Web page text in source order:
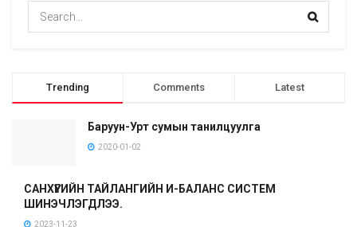
Trending Comments Latest
Баруун-Урт сумын танилцуулга
2020-01-02
САНХҮҮГИЙН ТАЙЛАНГИЙН И-БАЛАНС СИСТЕМ
ШИНЭЧЛЭГДЛЭЭ.
2023-11-23